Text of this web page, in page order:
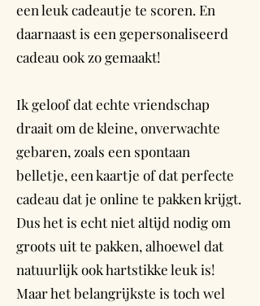
een leuk cadeautje te scoren. En
daarnaast is een gepersonaliseerd
cadeau ook zo gemaakt!
Ik geloof dat echte vriendschap
draait om de kleine, onverwachte
gebaren, zoals een spontaan
belletje, een kaartje of dat perfecte
cadeau dat je online te pakken krijgt.
Dus het is echt niet altijd nodig om
groots uit te pakken, alhoewel dat
natuurlijk ook hartstikke leuk is!
Maar het belangrijkste is toch wel